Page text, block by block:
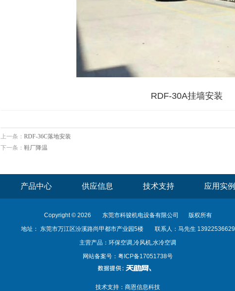
RDF-30A挂墙安装
上一条： RDF-36C落地安装
下一条： 鞋厂降温
产品中心 供应信息 技术支持 应用实例
Copyright © 2026 东莞市科骏机电设备有限公司
版权所有
地址： 东莞市万江区汾溪路尚甲都市产业园5楼
联系人：马先生 13922536629
主营产品：环保空调,冷风机,水冷空调
网站备案号： 粤ICP备17051738号
技术支持： 商恩信息科技